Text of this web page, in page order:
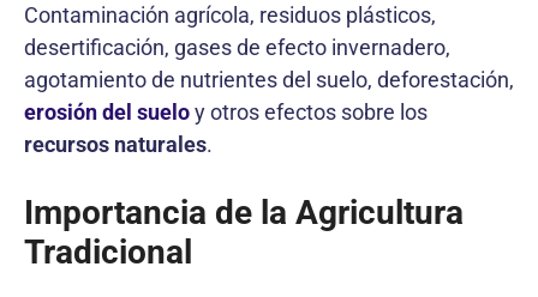
Contaminación agrícola, residuos plásticos,
desertificación, gases de efecto invernadero,
agotamiento de nutrientes del suelo, deforestación,
erosión del sueloy otros efectos sobre los
recursos naturales.
Importancia de la Agricultura
Tradicional